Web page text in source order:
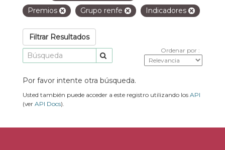
Premios Grupo renfe Indicadores
Filtrar Resultados
Ordenar por
Por favor intente otra búsqueda.
Usted también puede acceder a este registro utilizando los API
(ver API Docs).